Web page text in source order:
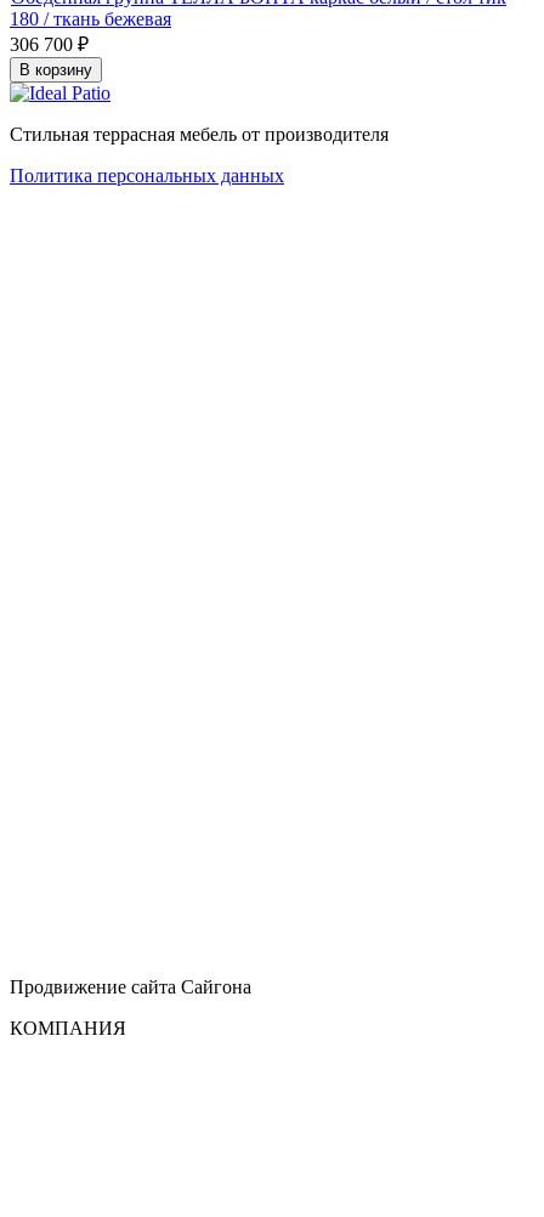
180 / ткань бежевая
306 700 ₽
В корзину
Стильная террасная мебель от производителя
Политика персональных данных
Продвижение сайта Сайгона
КОМПАНИЯ